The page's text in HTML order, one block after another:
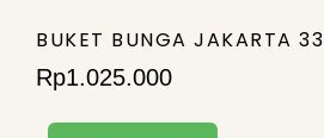
BUKET BUNGA JAKARTA 33
Rp1.025.000